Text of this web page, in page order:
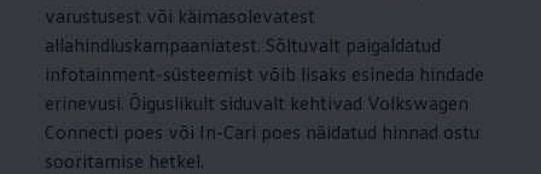
varustusest või käimasolevatest
allahindluskampaaniatest. Sõltuvalt paigaldatud
infotainment-süsteemist võib lisaks esineda hindade
erinevusi. Õiguslikult siduvalt kehtivad Volkswagen
Connecti poes või In-Cari poes näidatud hinnad ostu
sooritamise hetkel.